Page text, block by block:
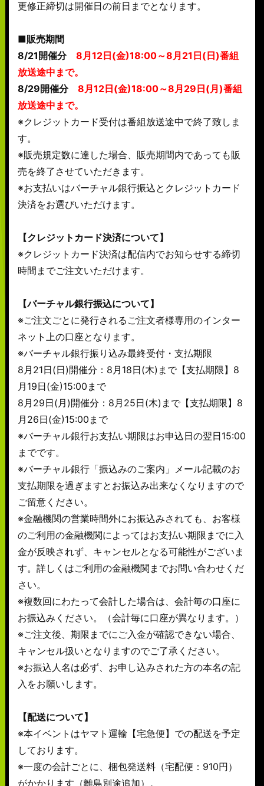
更修正締切は開催日の前日までとなります。
■販売期間
8/21開催分 8月12日(金)18:00～8月21日(日)番組
放送途中まで。
8/29開催分 8月12日(金)18:00～8月29日(月)番組
放送途中まで。
※クレジットカード受付は番組放送途中で終了致しま
す。
※販売規定数に達した場合、販売期間内であっても販
売を終了させていただきます。
※お支払いはバーチャル銀行振込とクレジットカード
決済をお選びいただけます。
【クレジットカード決済について】
※クレジットカード決済は配信内でお知らせする締切
時間までご注文いただけます。
【バーチャル銀行振込について】
※ご注文ごとに発行されるご注文者様専用のインター
ネット上の口座となります。
※バーチャル銀行振り込み最終受付・支払期限
8月21日(日)開催分：8月18日(木)まで【支払期限】8
月19日(金)15:00まで
8月29日(月)開催分：8月25日(木)まで【支払期限】8
月26日(金)15:00まで
※バーチャル銀行お支払い期限はお申込日の翌日15:00
までです。
※バーチャル銀行「振込みのご案内」メール記載のお
支払期限を過ぎますとお振込み出来なくなりますので
ご留意ください。
※金融機関の営業時間外にお振込みされても、お客様
のご利用の金融機関によってはお支払い期限までに入
金が反映されず、キャンセルとなる可能性がございま
す。詳しくはご利用の金融機関までお問い合わせくだ
さい。
※複数回にわたって会計した場合は、会計毎の口座に
お振込みください。（会計毎に口座が異なります。）
※ご注文後、期限までにご入金が確認できない場合、
キャンセル扱いとなりますのでご了承ください。
※お振込人名は必ず、お申し込みされた方の本名の記
入をお願いします。
【配送について】
※本イベントはヤマト運輸【宅急便】での配送を予定
しております。
※一度の会計ごとに、梱包発送料（宅配便：910円）
がかかります（離島別途追加）。